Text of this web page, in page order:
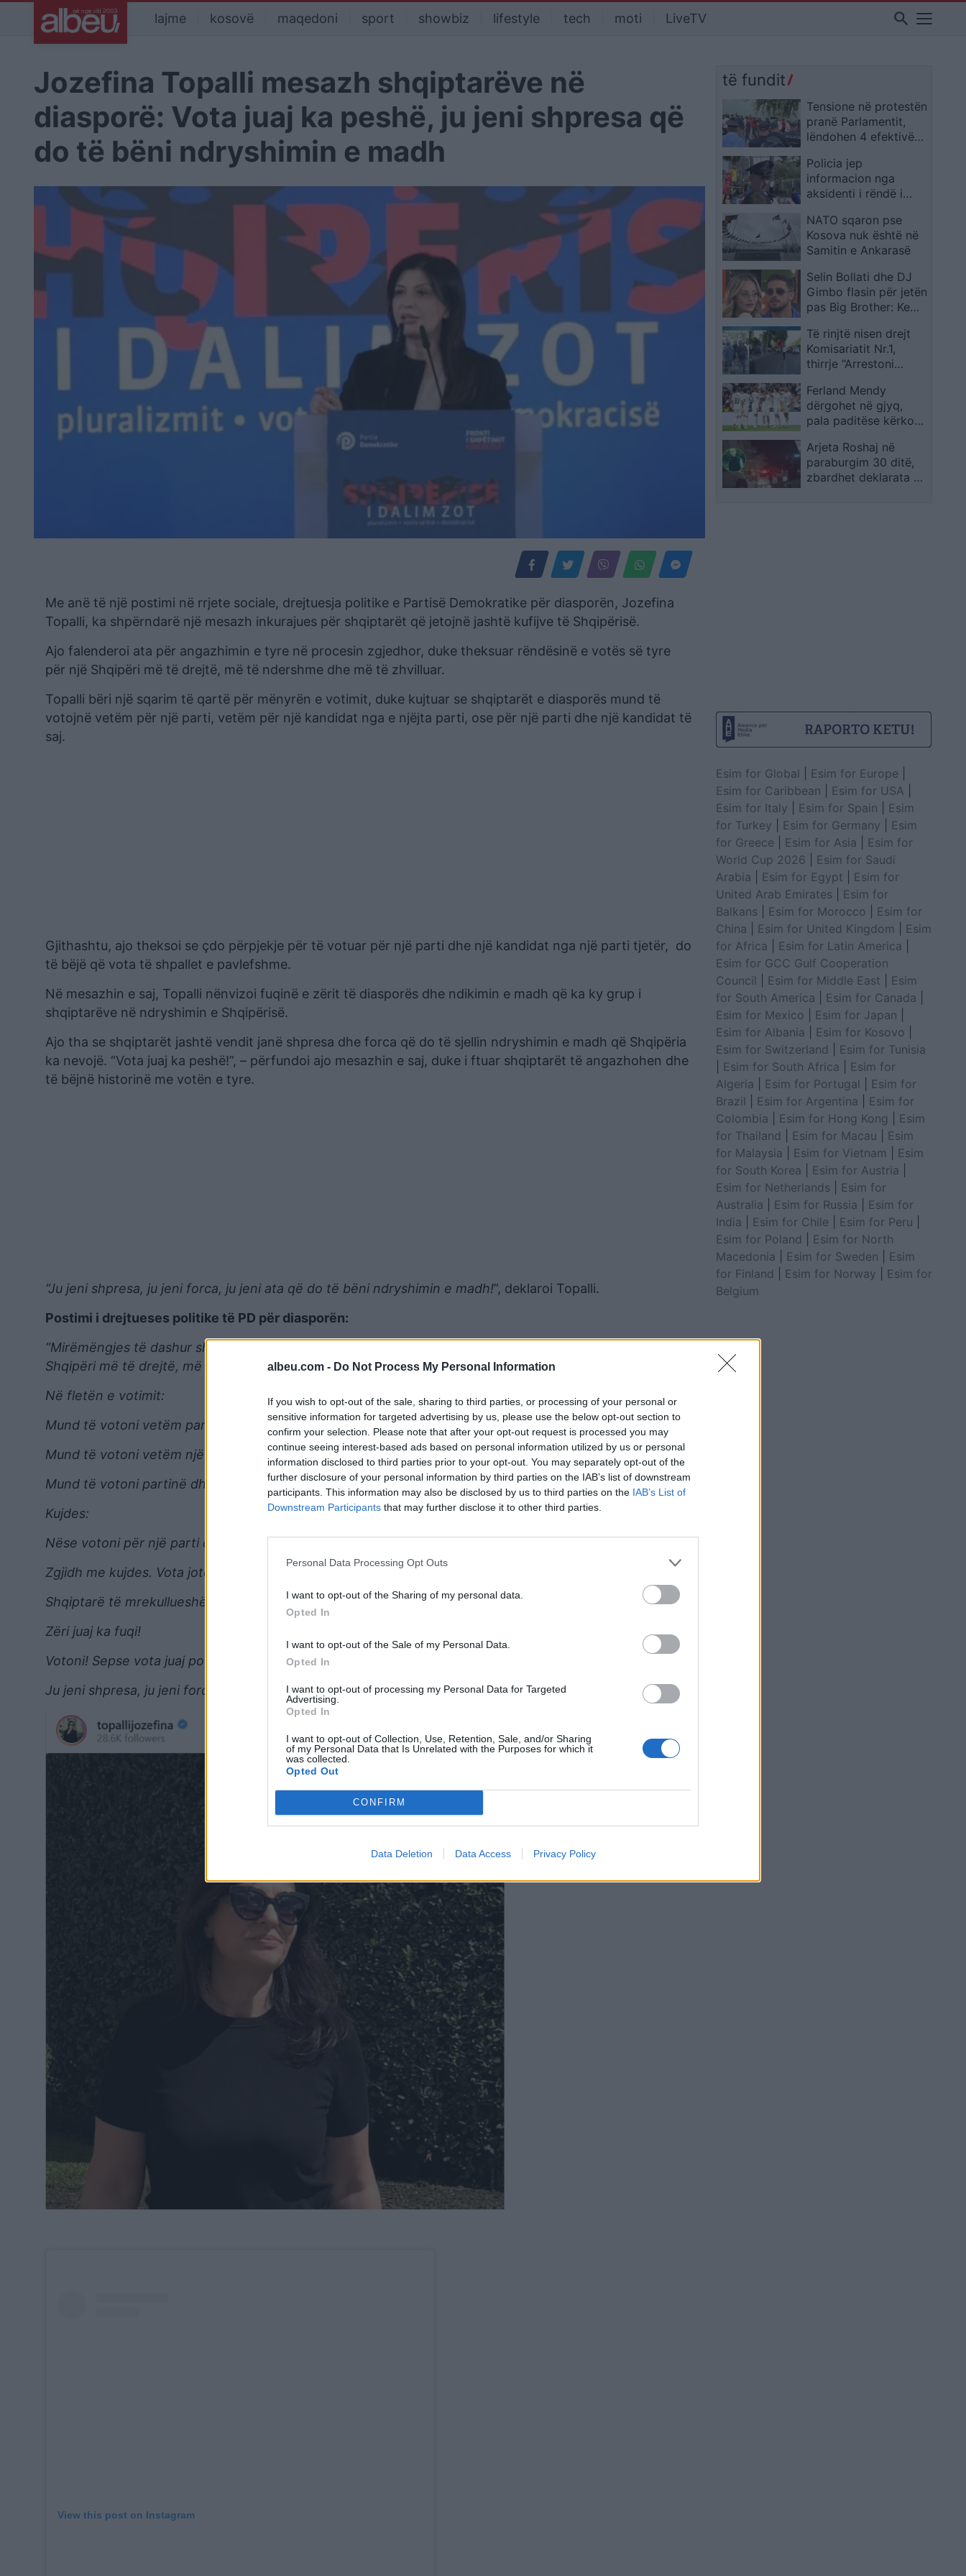
albeu.com - Do Not Process My Personal Information
If you wish to opt-out of the sale, sharing to third parties, or processing of your personal or
sensitive information for targeted advertising by us, please use the below opt-out section to
confirm your selection. Please note that after your opt-out request is processed you may
continue seeing interest-based ads based on personal information utilized by us or personal
information disclosed to third parties prior to your opt-out. You may separately opt-out of the
further disclosure of your personal information by third parties on the IAB’s list of downstream
participants. This information may also be disclosed by us to third parties on the IAB’s List of
Downstream Participants that may further disclose it to other third parties.
Personal Data Processing Opt Outs
I want to opt-out of the Sharing of my personal data.
Opted In
I want to opt-out of the Sale of my Personal Data.
Opted In
I want to opt-out of processing my Personal Data for Targeted
Advertising.
Opted In
I want to opt-out of Collection, Use, Retention, Sale, and/or Sharing
of my Personal Data that Is Unrelated with the Purposes for which it
was collected.
Opted Out
CONFIRM
Data Deletion Data Access Privacy Policy
lajme kosovë maqedoni sport showbiz lifestyle tech moti LiveTV search
Jozefina Topalli mesazh shqiptarëve në
diasporë: Vota juaj ka peshë, ju jeni shpresa që
do të bëni ndryshimin e madh
Me anë të një postimi në rrjete sociale, drejtuesja politike e Partisë Demokratike për diasporën, Jozefina
Topalli, ka shpërndarë një mesazh inkurajues për shqiptarët që jetojnë jashtë kufijve të Shqipërisë.
Ajo falenderoi ata për angazhimin e tyre në procesin zgjedhor, duke theksuar rëndësinë e votës së tyre
për një Shqipëri më të drejtë, më të ndershme dhe më të zhvilluar.
Topalli bëri një sqarim të qartë për mënyrën e votimit, duke kujtuar se shqiptarët e diasporës mund të
votojnë vetëm për një parti, vetëm për një kandidat nga e njëjta parti, ose për një parti dhe një kandidat të
saj.
Gjithashtu, ajo theksoi se çdo përpjekje për të votuar për një parti dhe një kandidat nga një parti tjetër, do
të bëjë që vota të shpallet e pavlefshme.
Në mesazhin e saj, Topalli nënvizoi fuqinë e zërit të diasporës dhe ndikimin e madh që ka ky grup i
shqiptarëve në ndryshimin e Shqipërisë.
Ajo tha se shqiptarët jashtë vendit janë shpresa dhe forca që do të sjellin ndryshimin e madh që Shqipëria
ka nevojë. “Vota juaj ka peshë!”, – përfundoi ajo mesazhin e saj, duke i ftuar shqiptarët të angazhohen dhe
të bëjnë historinë me votën e tyre.
“Ju jeni shpresa, ju jeni forca, ju jeni ata që do të bëni ndryshimin e madh!”, deklaroi Topalli.
Postimi i drejtueses politike të PD për diasporën:
“Mirëmëngjes të dashur shqiptarë që jetoni jashtë kufijve të Shqipërisë. Faleminderit që votuat për një
Shqipëri më të drejtë, më të ndershme, më të zhvilluar. Sqarim për mënyrën e votimit:
Në fletën e votimit:
Mund të votoni vetëm partinë.
Mund të votoni vetëm një kandidat nga e njëjta parti.
Mund të votoni partinë dhe një kandidat nga e njëjta parti.
Kujdes:
Nëse votoni për një parti dhe për një kandidat të një partie tjetër, vota shpallet e pavlefshme.
Zgjidh me kujdes. Vota jote ka peshë!
Shqiptarë të mrekullueshëm që jetoni jashtë vendit,
Zëri juaj ka fuqi!
Votoni! Sepse vota juaj po bën historinë!
Ju jeni shpresa, ju jeni forca, ju jeni ata që do të bëni ndryshimin e madh!”, shkruan Topalli.
View this post on Instagram
të fundit
Tensione në protestën
pranë Parlamentit,
lëndohen 4 efektivë
Policia jep
informacion nga
aksidenti i rëndë i
2 të vdekur dhe 15 të
plagosur
NATO sqaron pse
Kosova nuk është në
Samitin e Ankarasë
Selin Bollati dhe DJ
Gimbo flasin për jetën
pas Big Brother: Kemi
Të rinjtë nisen drejt
Komisariatit Nr.1,
thirrje “Arrestoni
marshimit nga
Drejtoria e Policisë
Tiranë
Ferland Mendy
dërgohet në gjyq,
pala paditëse kërkon
Arjeta Roshaj në
paraburgim 30 ditë,
zbardhet deklarata e
Esim for Global Esim for Europe
Esim for Caribbean
Esim for USA
Esim for Italy
Esim for Spain
Esim
for Turkey
Esim for Germany
Esim
for Greece
Esim for Asia
Esim for
World Cup 2026
Esim for Saudi
Arabia
Esim for Egypt
Esim for
United Arab Emirates
Esim for
Balkans
Esim for Morocco
Esim for
China
Esim for United Kingdom
Esim
for Africa
Esim for Latin America
Esim for GCC Gulf Cooperation
Council
Esim for Middle East
Esim
for South America
Esim for Canada
Esim for Mexico
Esim for Japan
Esim for Albania
Esim for Kosovo
Esim for Switzerland
Esim for Tunisia
Esim for South Africa
Esim for
Algeria
Esim for Portugal
Esim for
Brazil
Esim for Argentina
Esim for
Colombia
Esim for Hong Kong
Esim
for Thailand
Esim for Macau
Esim
for Malaysia
Esim for Vietnam
Esim
for South Korea
Esim for Austria
Esim for Netherlands
Esim for
Australia
Esim for Russia
Esim for
India
Esim for Chile Esim for Peru
Esim for Poland
Esim for North
Macedonia
Esim for Sweden
Esim
for Finland
Esim for Norway
Esim for
Belgium